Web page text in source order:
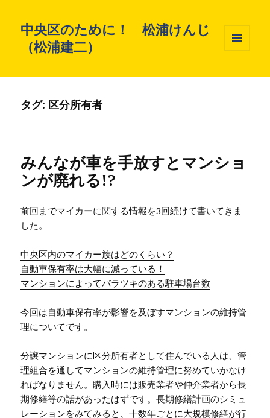
中央区のために！ 松浦けんじ
（松浦建二）
ィジェ
タグ: 区分所有者
みんなが車を手放すとマンショ
ンが廃れる!?
前回までマイカーに関する情報を3回続けて書いてきま
した。
中央区内のマイカー族はどのくらい？
自動車保有率は大幅に減っている！
マンションによってバラツキのある駐車場台数
今回は自動車保有率が影響を及ぼすマンションの維持管
理についてです。
分譲マンションに区分所有者として住んでいる人は、管
理組合を通してマンションの維持管理に努めていかなけ
ればなりません。購入時には販売業者や仲介業者から長
期修繕等の話があったはずです。長期修繕計画のシミュ
レーションをみてみると、十数年ごとに大規模修繕が行